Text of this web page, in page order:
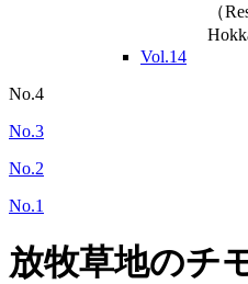
（
Vol.14
No.4
No.3
No.2
No.1
放牧草地のチ